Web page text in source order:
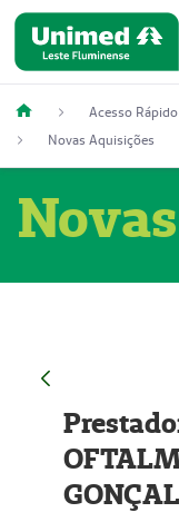
Acesso Rápido
Novas Aquisições